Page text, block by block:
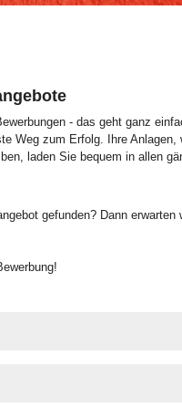
- das geht ganz
Weg zum Erfolg. Ihre Anlagen,
laden Sie bequem in allen
gefunden? Dann erwarten